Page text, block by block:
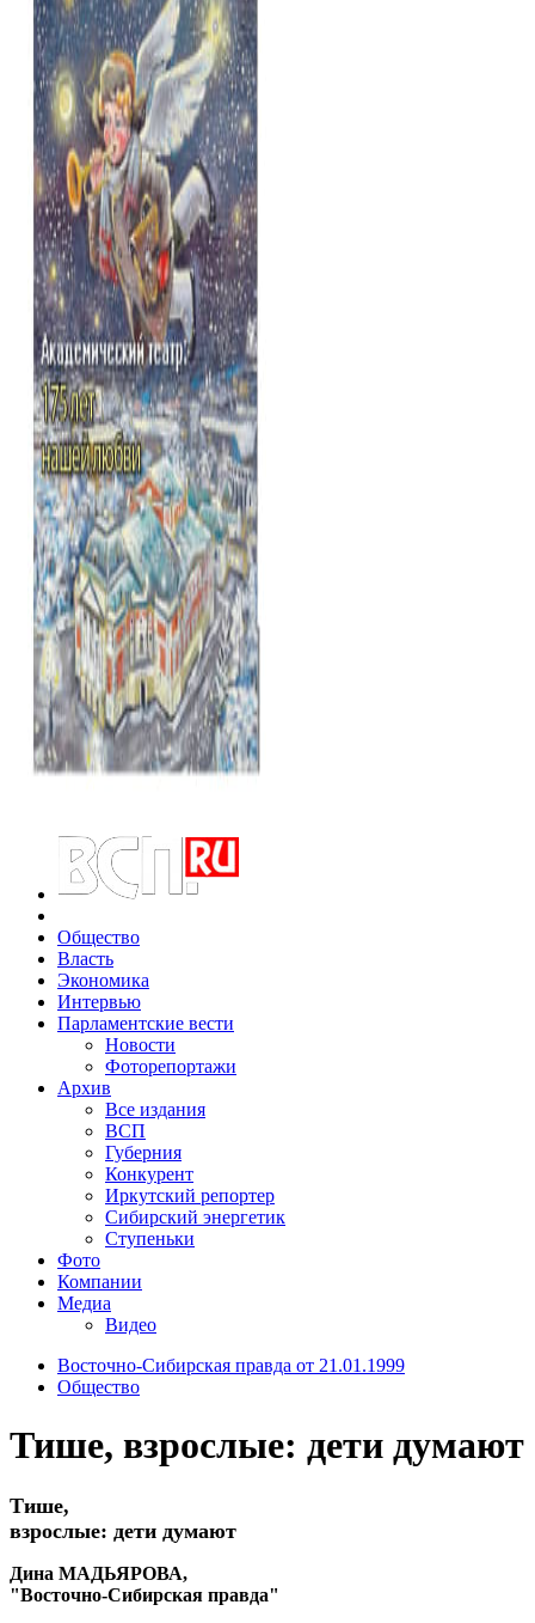
Общество
Власть
Экономика
Интервью
Парламентские вести
Новости
Фоторепортажи
Архив
Все издания
ВСП
Губерния
Конкурент
Иркутский репортер
Сибирский энергетик
Ступеньки
Фото
Компании
Медиа
Видео
Восточно-Сибирская правда от 21.01.1999
Общество
Тише, взрослые: дети думают
Тише,
взрослые: дети думают
Дина МАДЬЯРОВА,
"Восточно-Сибирская правда"